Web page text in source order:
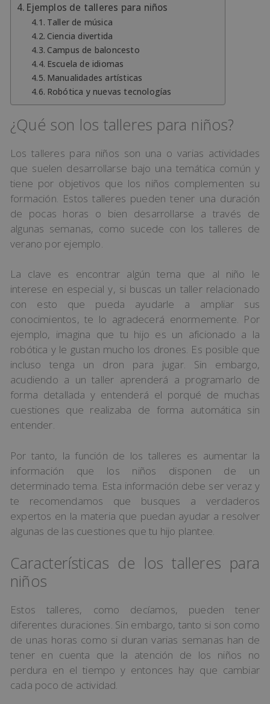
​Ejemplos de talleres para niños
Taller de música
Ciencia divertida
Campus de baloncesto
Escuela de idiomas
Manualidades artísticas
Robótica y nuevas tecnologías
¿Qué son los talleres para niños?
Los talleres para niños son una o varias actividades
que suelen desarrollarse bajo una temática común y
tiene por objetivos que los niños complementen su
formación. Estos talleres pueden tener una duración
de pocas horas o bien desarrollarse a través de
algunas semanas, como sucede con los talleres de
verano por ejemplo.
La clave es encontrar algún tema que al niño le
interese en especial y, si buscas un taller relacionado
con esto que pueda ayudarle a ampliar sus
conocimientos, te lo agradecerá enormemente. Por
ejemplo, imagina que tu hijo es un aficionado a la
robótica y le gustan mucho los drones. Es posible que
incluso tenga un dron para jugar. Sin embargo,
acudiendo a un taller aprenderá a programarlo de
forma detallada y entenderá el porqué de muchas
cuestiones que realizaba de forma automática sin
entender.
Por tanto, la función de los talleres es aumentar la
información que los niños disponen de un
determinado tema. Esta información debe ser veraz y
te recomendamos que busques a verdaderos
expertos en la materia que puedan ayudar a resolver
algunas de las cuestiones que tu hijo plantee.
Características de los talleres para
niños
Estos talleres, como decíamos, pueden tener
diferentes duraciones. Sin embargo, tanto si son como
de unas horas como si duran varias semanas han de
tener en cuenta que la atención de los niños no
perdura en el tiempo y entonces hay que cambiar
cada poco de actividad.